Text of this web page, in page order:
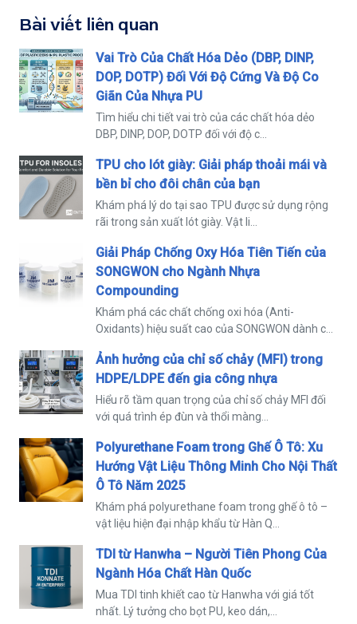
Bài viết liên quan
Vai Trò Của Chất Hóa Dẻo (DBP, DINP,
DOP, DOTP) Đối Với Độ Cứng Và Độ Co
Giãn Của Nhựa PU
Tìm hiểu chi tiết vai trò của các chất hóa dẻo
DBP, DINP, DOP, DOTP đối với độ c...
TPU cho lót giày: Giải pháp thoải mái và
bền bỉ cho đôi chân của bạn
Khám phá lý do tại sao TPU được sử dụng rộng
rãi trong sản xuất lót giày. Vật li...
Giải Pháp Chống Oxy Hóa Tiên Tiến của
SONGWON cho Ngành Nhựa
Compounding
Khám phá các chất chống oxi hóa (Anti-
Oxidants) hiệu suất cao của SONGWON dành c...
Ảnh hưởng của chỉ số chảy (MFI) trong
HDPE/LDPE đến gia công nhựa
Hiểu rõ tầm quan trọng của chỉ số chảy MFI đối
với quá trình ép đùn và thổi màng...
Polyurethane Foam trong Ghế Ô Tô: Xu
Hướng Vật Liệu Thông Minh Cho Nội Thất
Ô Tô Năm 2025
Khám phá polyurethane foam trong ghế ô tô –
vật liệu hiện đại nhập khẩu từ Hàn Q...
TDI từ Hanwha – Người Tiên Phong Của
Ngành Hóa Chất Hàn Quốc
Mua TDI tinh khiết cao từ Hanwha với giá tốt
nhất. Lý tưởng cho bọt PU, keo dán,...